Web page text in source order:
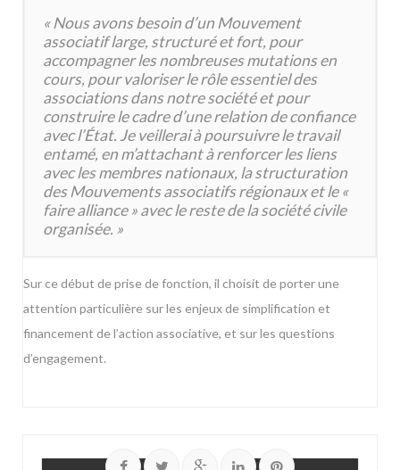
« Nous avons besoin d’un Mouvement
associatif large, structuré et fort, pour
accompagner les nombreuses mutations en
cours, pour valoriser le rôle essentiel des
associations dans notre société et pour
construire le cadre d’une relation de confiance
avec l’État. Je veillerai à poursuivre le travail
entamé, en m’attachant à renforcer les liens
avec les membres nationaux, la structuration
des Mouvements associatifs régionaux et le «
faire alliance » avec le reste de la société civile
organisée. »
Sur ce début de prise de fonction, il choisit de porter une
attention particulière sur les enjeux de simplification et
financement de l’action associative, et sur les questions
d’engagement.